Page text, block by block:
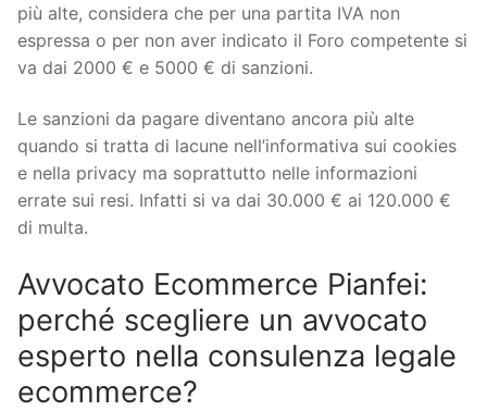
più alte, considera che per una partita IVA non
espressa o per non aver indicato il Foro competente si
va dai 2000 € e 5000 € di sanzioni.
Le sanzioni da pagare diventano ancora più alte
quando si tratta di lacune nell’informativa sui cookies
e nella privacy ma soprattutto nelle informazioni
errate sui resi. Infatti si va dai 30.000 € ai 120.000 €
di multa.
Avvocato Ecommerce Pianfei:
perché scegliere un avvocato
esperto nella consulenza legale
ecommerce?